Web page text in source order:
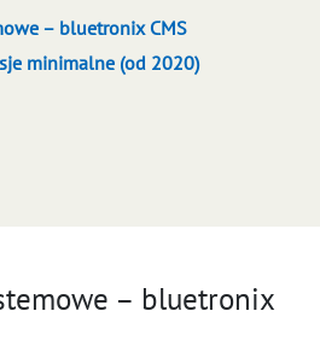
– bluetronix CMS
minimalne (od 2020)
– bluetronix